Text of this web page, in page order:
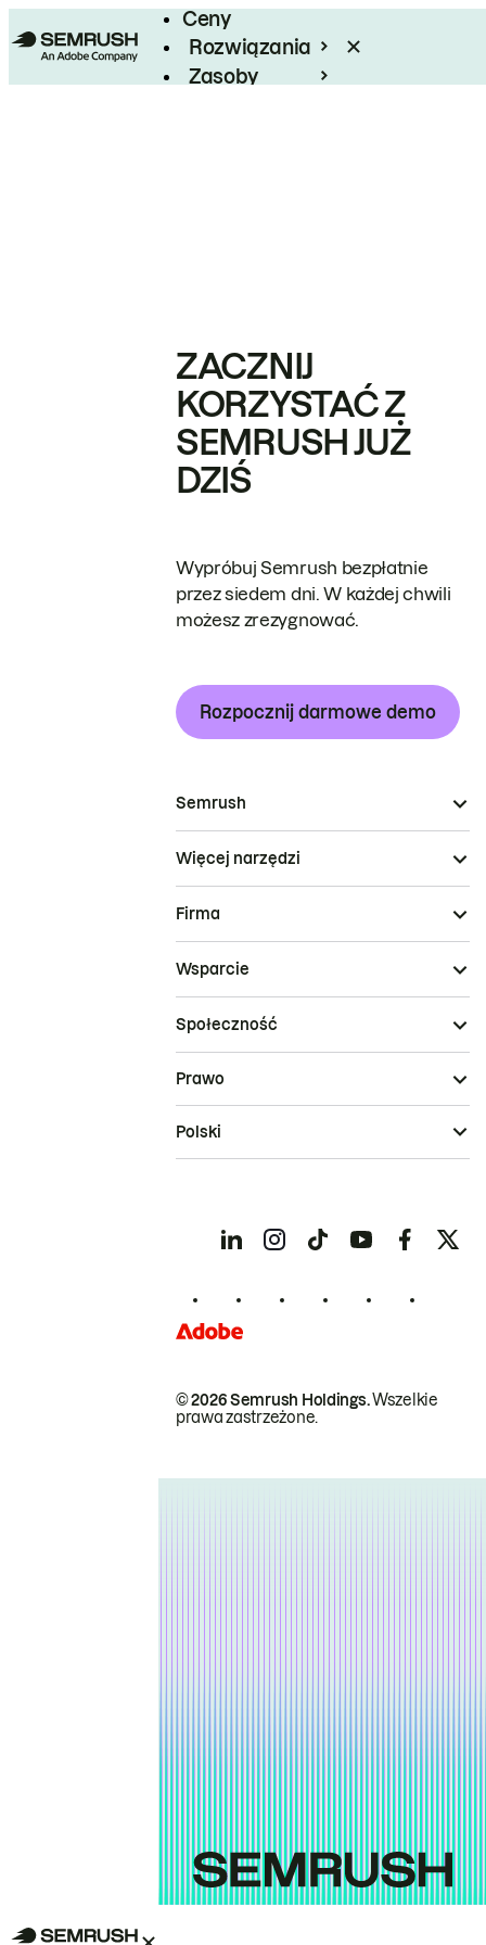
Ceny
Rozwiązania
Zasoby
ZACZNIJ
KORZYSTAĆ Z
SEMRUSH JUŻ
DZIŚ
Wypróbuj Semrush bezpłatnie
przez siedem dni. W każdej chwili
możesz zrezygnować.
Rozpocznij darmowe demo
Semrush
Więcej narzędzi
Firma
Wsparcie
Społeczność
© 2026 Semrush Holdings.Wszelkie
prawa zastrzeżone.
Prawo
Polski